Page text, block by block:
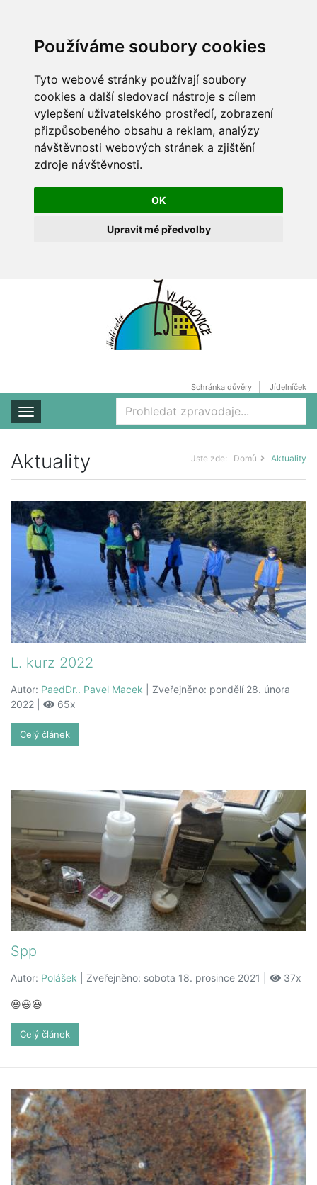
Používáme soubory cookies
Tyto webové stránky používají soubory
cookies a další sledovací nástroje s cílem
vylepšení uživatelského prostředí, zobrazení
přizpůsobeného obsahu a reklam, analýzy
návštěvnosti webových stránek a zjištění
zdroje návštěvnosti.
OK
Upravit mé předvolby
Schránka důvěry Jídelníček
Rozbalit nabídku
Aktuality Jste zde: Domů Aktuality
L. kurz 2022
Autor: PaedDr.. Pavel Macek | Zveřejněno: pondělí 28. února
2022 |
65x
Celý článek
Spp
Autor: Polášek | Zveřejněno: sobota 18. prosince 2021 | 37x
😃😃😃
Celý článek